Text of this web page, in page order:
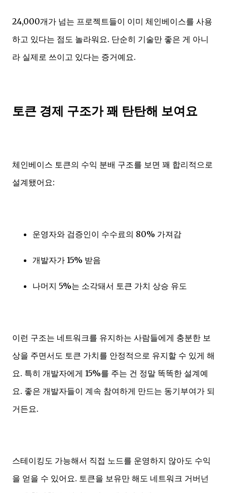
24,000개가 넘는 프로젝트들이 이미 체인베이스를 사용
하고 있다는 점도 놀라워요. 단순히 기술만 좋은 게 아니
라 실제로 쓰이고 있다는 증거예요.
토큰 경제 구조가 꽤 탄탄해 보여요
체인베이스 토큰의 수익 분배 구조를 보면 꽤 합리적으로
설계됐어요:
운영자와 검증인이 수수료의 80% 가져감
개발자가 15% 받음
나머지 5%는 소각돼서 토큰 가치 상승 유도
이런 구조는 네트워크를 유지하는 사람들에게 충분한 보
상을 주면서도 토큰 가치를 안정적으로 유지할 수 있게 해
요. 특히 개발자에게 15%를 주는 건 정말 똑똑한 설계예
요. 좋은 개발자들이 계속 참여하게 만드는 동기부여가 되
거든요.
스테이킹도 가능해서 직접 노드를 운영하지 않아도 수익
을 얻을 수 있어요. 토큰을 보유만 해도 네트워크 거버넌